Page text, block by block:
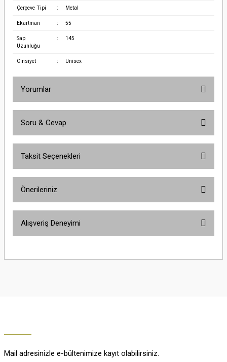
Çerçeve Tipi : Metal
Ekartman : 55
Sap
Uzunluğu
: 145
Cinsiyet : Unisex
Yorumlar
Soru & Cevap
Taksit Seçenekleri
Önerileriniz
yetersiz gördüğünüz noktaları öneri formunu kullanarak tarafımıza
Alışveriş Deneyimi
Mail adresinizle e-bültenimize kayıt olabilirsiniz.